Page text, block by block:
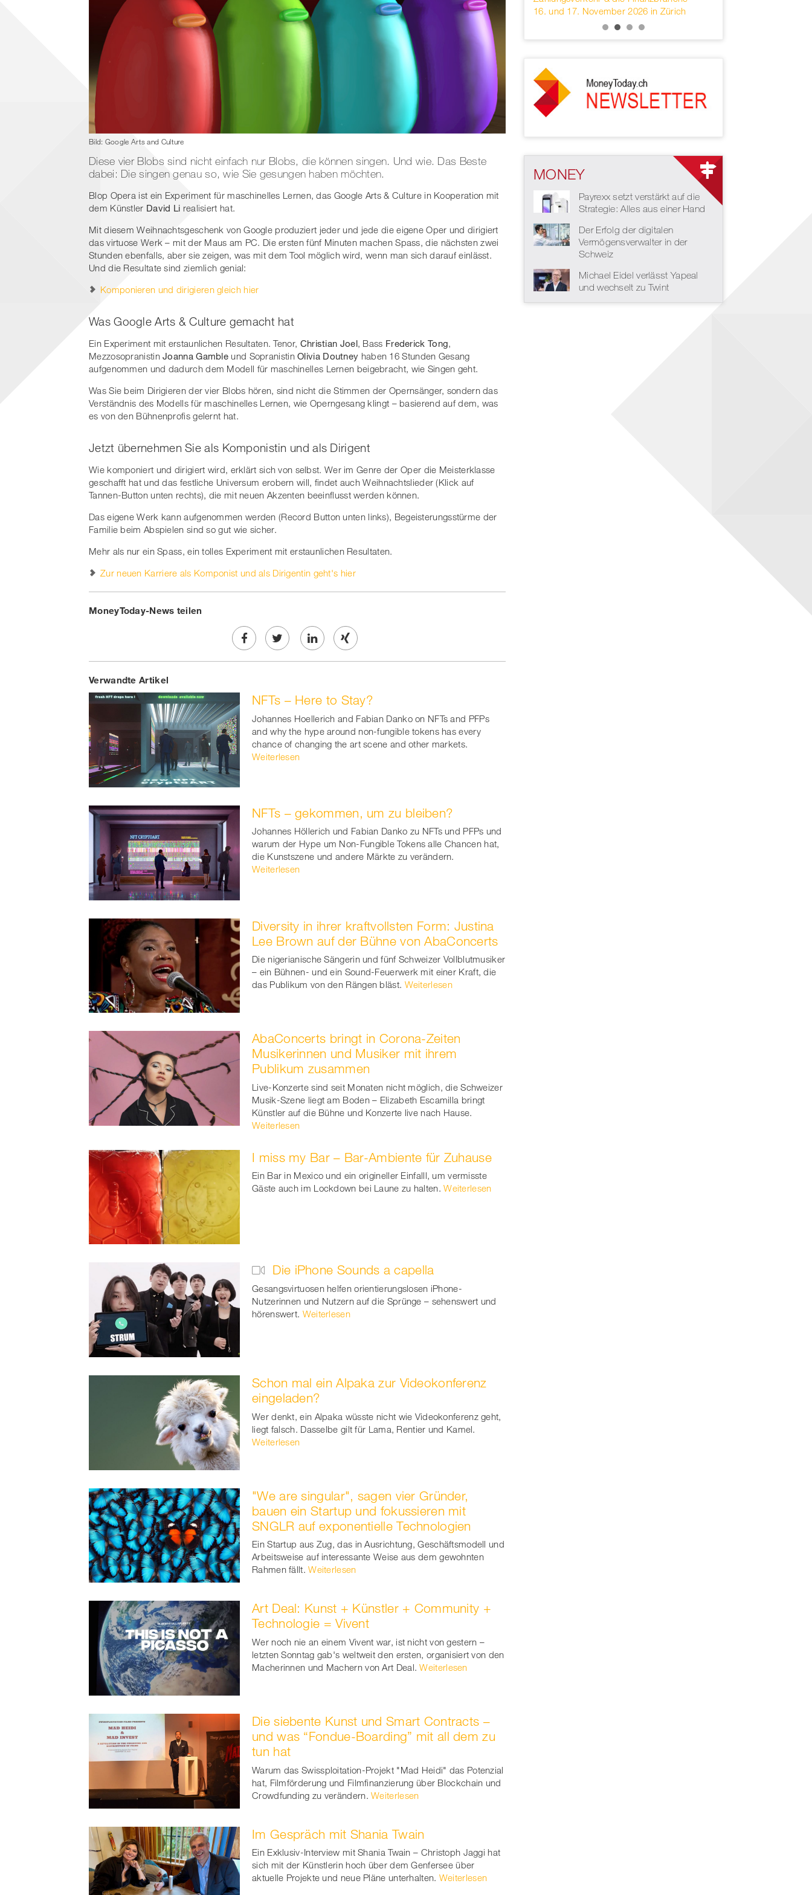
Bild: Google Arts and Culture
Diese vier Blobs sind nicht einfach nur Blobs, die können singen. Und wie. Das Beste
dabei: Die singen genau so, wie Sie gesungen haben möchten.
Blop Opera ist ein Experiment für maschinelles Lernen, das Google Arts & Culture in Kooperation mit
dem Künstler David Li realisiert hat.
Mit diesem Weihnachtsgeschenk von Google produziert jeder und jede die eigene Oper und dirigiert
das virtuose Werk – mit der Maus am PC. Die ersten fünf Minuten machen Spass, die nächsten zwei
Stunden ebenfalls, aber sie zeigen, was mit dem Tool möglich wird, wenn man sich darauf einlässt.
Und die Resultate sind ziemlich genial:
Komponieren und dirigieren gleich hier
Was Google Arts & Culture gemacht hat
Ein Experiment mit erstaunlichen Resultaten. Tenor, Christian Joel, Bass Frederick Tong,
MezzosopranistinJoanna Gamble und SopranistinOlivia Doutney haben 16 Stunden Gesang
aufgenommen und dadurch dem Modell für maschinelles Lernen beigebracht, wie Singen geht.
Was Sie beim Dirigieren der vier Blobs hören, sind nicht die Stimmen der Opernsänger, sondern das
Verständnis des Modells für maschinelles Lernen, wie Operngesang klingt – basierend auf dem, was
es von den Bühnenprofis gelernt hat.
Jetzt übernehmen Sie als Komponistin und als Dirigent
Wie komponiert und dirigiert wird, erklärt sich von selbst. Wer im Genre der Oper die Meisterklasse
geschafft hat und das festliche Universum erobern will, findet auch Weihnachtslieder (Klick auf
Tannen-Button unten rechts), die mit neuen Akzenten beeinflusst werden können.
Das eigene Werk kann aufgenommen werden (Record Button unten links), Begeisterungsstürme der
Familie beim Abspielen sind so gut wie sicher.
Mehr als nur ein Spass, ein tolles Experiment mit erstaunlichen Resultaten.
Zur neuen Karriere als Komponist und als Dirigentin geht's hier
MoneyToday-News teilen
Share
Facebook
Twe
on
twitt
er
Share
linkedin
Share
Xing
Verwandte Artikel
NFTs – Here to Stay?
Johannes Hoellerich and Fabian Danko on NFTs and PFPs
and why the hype around non-fungible tokens has every
chance of changing the art scene and other markets.
Weiterlesen
NFTs – gekommen, um zu bleiben?
Johannes Höllerich und Fabian Danko zu NFTs und PFPs und
warum der Hype um Non-Fungible Tokens alle Chancen hat,
die Kunstszene und andere Märkte zu verändern.
Weiterlesen
Diversity in ihrer kraftvollsten Form: Justina
Lee Brown auf der Bühne von AbaConcerts
Die nigerianische Sängerin und fünf Schweizer Vollblutmusiker
– ein Bühnen- und ein Sound-Feuerwerk mit einer Kraft, die
das Publikum von den Rängen bläst. Weiterlesen
AbaConcerts bringt in Corona-Zeiten
Musikerinnen und Musiker mit ihrem
Publikum zusammen
Live-Konzerte sind seit Monaten nicht möglich, die Schweizer
Musik-Szene liegt am Boden – Elizabeth Escamilla bringt
Künstler auf die Bühne und Konzerte live nach Hause.
Weiterlesen
I miss my Bar – Bar-Ambiente für Zuhause
Ein Bar in Mexico und ein origineller Einfalll, um vermisste
Gäste auch im Lockdown bei Laune zu halten.Weiterlesen
Die iPhone Sounds a capella
Gesangsvirtuosen helfen orientierungslosen iPhone-
Nutzerinnen und Nutzern auf die Sprünge – sehenswert und
hörenswert. Weiterlesen
Schon mal ein Alpaka zur Videokonferenz
eingeladen?
Wer denkt, ein Alpaka wüsste nicht wie Videokonferenz geht,
liegt falsch. Dasselbe gilt für Lama, Rentier und Kamel.
Weiterlesen
"We are singular", sagen vier Gründer,
bauen ein Startup und fokussieren mit
SNGLR auf exponentielle Technologien
Ein Startup aus Zug, das in Ausrichtung, Geschäftsmodell und
Arbeitsweise auf interessante Weise aus dem gewohnten
Rahmen fällt. Weiterlesen
Art Deal: Kunst + Künstler + Community +
Technologie = Vivent
Wer noch nie an einem Vivent war, ist nicht von gestern –
letzten Sonntag gab's weltweit den ersten, organisiert von den
Macherinnen und Machern von Art Deal. Weiterlesen
Die siebente Kunst und Smart Contracts –
und was “Fondue-Boarding” mit all dem zu
tun hat
Warum das Swissploitation-Projekt "Mad Heidi" das Potenzial
hat, Filmförderung und Filmfinanzierung über Blockchain und
Crowdfunding zu verändern. Weiterlesen
Im Gespräch mit Shania Twain
Ein Exklusiv-Interview mit Shania Twain – Christoph Jaggi hat
sich mit der Künstlerin hoch über dem Genfersee über
aktuelle Projekte und neue Pläne unterhalten. Weiterlesen
16. und 17. November 2026 in Zürich
MONEY
Payrexx setzt verstärkt auf die
Strategie: Alles aus einer Hand
Der Erfolg der digitalen
Vermögensverwalter in der
Schweiz
Michael Eidel verlässt Yapeal
und wechselt zu Twint